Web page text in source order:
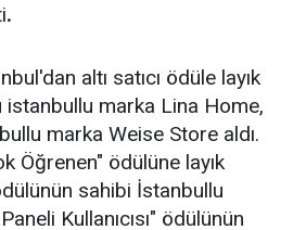
.
altı satıcı ödüle layık
marka Lina Home,
marka Weise Store aldı.
Öğrenen" ödülüne layık
sahibi İstanbullu
Kullanıcısı" ödülünün